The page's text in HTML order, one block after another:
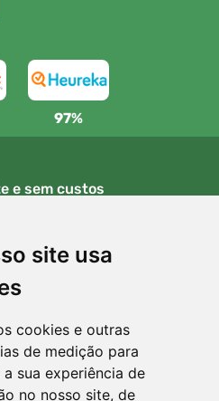
site usa
cookies e outras
de medição para
a sua experiência de
no nosso site, de
97%
e sem custos
superiores a 80 EUR
gratuitas
sua encomenda em qualquer
uma árvore! Leia mais